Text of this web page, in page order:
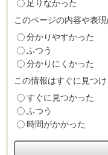
足りなかった
このページの内容や表
分かりやすかった
ふつう
分かりにくかった
この情報はすぐに見つ
すぐに見つかった
ふつう
時間がかかった